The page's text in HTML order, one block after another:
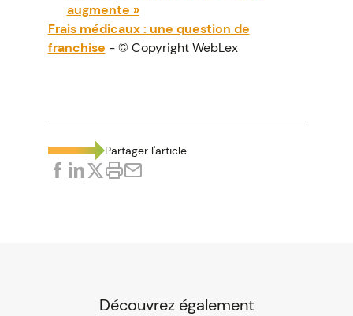
augmente »
Frais médicaux : une question de
franchise - © Copyright WebLex
Partager l'article
Découvrez également